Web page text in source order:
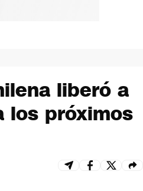
liberó a
los próximos